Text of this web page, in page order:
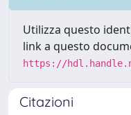
Utilizza questo
link a questo
https://
Citazioni